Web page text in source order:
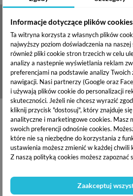
Informacje dotyczące plików cookies
Ta witryna korzysta z własnych plików
najwyższy poziom doświadczenia na
również pliki cookie stron trzecich w celu
analizy a nastepnie wyświetlania reklam
preferencjami na podstawie analizy Twoich
nawigacji. Nasi partnerzy (Google oraz
i używają plików cookie do personalizacji
skuteczności. Jeżeli nie chcesz wyrazić
kliknij przycisk "dostosuj", który znajduje
analityczne i marketingowe cookies. Masz
swoich preferencji odnośnie cookies.
które nie są niezbędne do korzystania z
ustawienia możesz zmienić w każdej chwili
Z naszą polityką cookies możesz zapoznać
Zaakceptuj
BĄDŹ NA
Copyright © 2020